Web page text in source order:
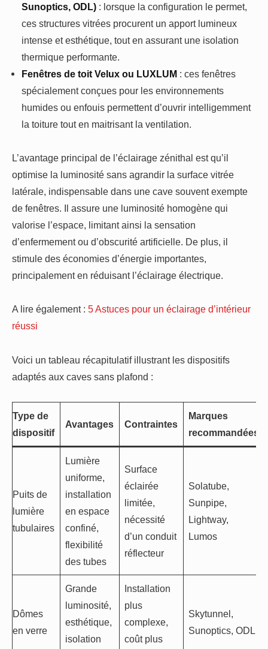
Sunoptics, ODL) : lorsque la configuration le permet,
ces structures vitrées procurent un apport lumineux
intense et esthétique, tout en assurant une isolation
thermique performante.
Fenêtres de toit Velux ou LUXLUM : ces fenêtres
spécialement conçues pour les environnements
humides ou enfouis permettent d’ouvrir intelligemment
la toiture tout en maitrisant la ventilation.
L’avantage principal de l’éclairage zénithal est qu’il
optimise la luminosité sans agrandir la surface vitrée
latérale, indispensable dans une cave souvent exempte
de fenêtres. Il assure une luminosité homogène qui
valorise l’espace, limitant ainsi la sensation
d’enfermement ou d’obscurité artificielle. De plus, il
stimule des économies d’énergie importantes,
principalement en réduisant l’éclairage électrique.
A lire également : 5 Astuces pour un éclairage d’intérieur
réussi
Voici un tableau récapitulatif illustrant les dispositifs
adaptés aux caves sans plafond :
Type de
dispositif
Avantages Contraintes
Marques
recommandées
Puits de
lumière
tubulaires
Lumière
uniforme,
installation
en espace
confiné,
flexibilité
des tubes
Surface
éclairée
limitée,
nécessité
d’un conduit
réflecteur
Solatube,
Sunpipe,
Lightway,
Lumos
Dômes
en verre
Grande
luminosité,
esthétique,
isolation
Installation
plus
complexe,
coût plus
Skytunnel,
Sunoptics, ODL